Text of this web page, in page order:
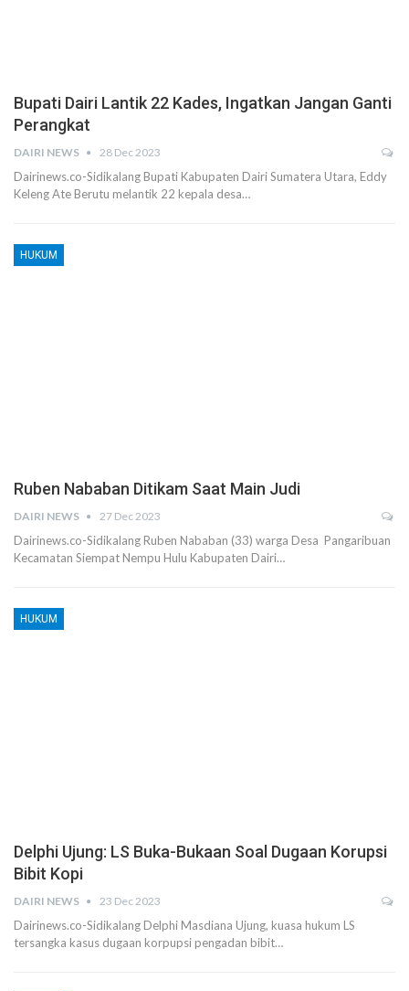
Bupati Dairi Lantik 22 Kades, Ingatkan Jangan Ganti
Perangkat
DAIRI NEWS 28 Dec 2023
Dairinews.co-Sidikalang Bupati Kabupaten Dairi Sumatera Utara, Eddy
Keleng Ate Berutu melantik 22 kepala desa…
HUKUM
Ruben Nababan Ditikam Saat Main Judi
DAIRI NEWS 27 Dec 2023
Dairinews.co-Sidikalang Ruben Nababan (33) warga Desa Pangaribuan
Kecamatan Siempat Nempu Hulu Kabupaten Dairi…
HUKUM
Delphi Ujung: LS Buka-Bukaan Soal Dugaan Korupsi
Bibit Kopi
DAIRI NEWS 23 Dec 2023
Dairinews.co-Sidikalang Delphi Masdiana Ujung, kuasa hukum LS
tersangka kasus dugaan korpupsi pengadan bibit…